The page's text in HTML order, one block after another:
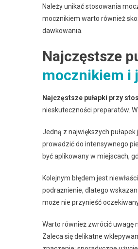
Należy unikać stosowania
mocznikiem warto również
dawkowania.
Najczęstsze
mocznikiem i
Najczęstsze pułapki przy
nieskuteczności preparatów.
Jedną z największych
prowadzić do intensywnego
być aplikowany w miejscach,
Kolejnym błędem jest
podrażnienie, dlatego
może nie przynieść
Warto również zwrócić uwagę
Zaleca się delikatne